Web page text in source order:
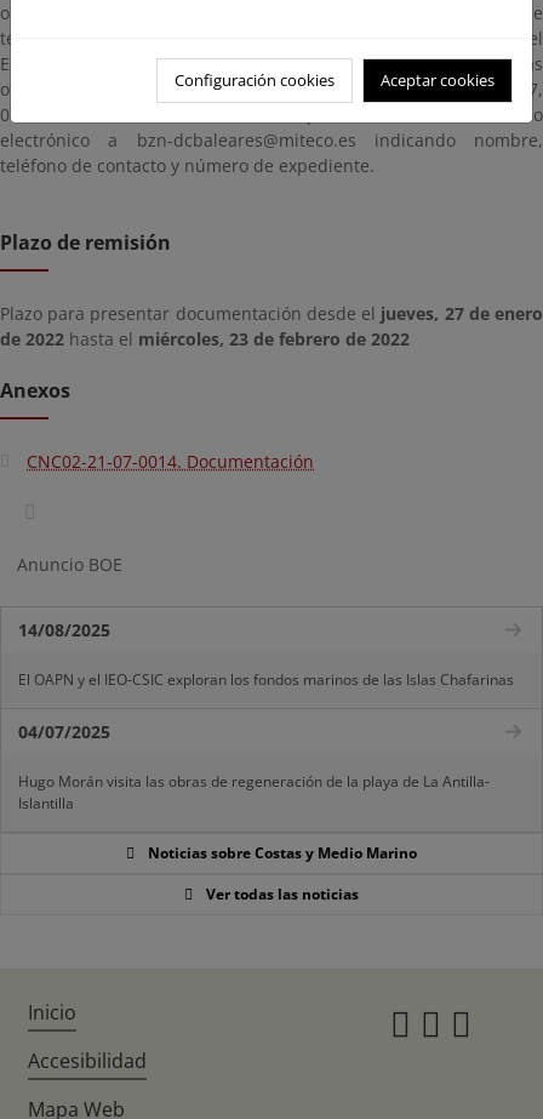
oportunas), contados a partir del día siguiente a aquél en que
tenga lugar la publicación de este anuncio en el Boletín Oficial del
Estado, pudiendo ser examinados en esta página y/o en las
oficinas de esta Demarcación de Costas, sita en C/ Felicià Fuster, 7,
07007, de Palma, solicitando cita previa enviando un correo
electrónico a bzn-dcbaleares@miteco.es indicando nombre,
teléfono de contacto y número de expediente.
Plazo de remisión
Plazo para presentar documentación desde el jueves, 27 de enero
de 2022 hasta el miércoles, 23 de febrero de 2022
Anexos
CNC02-21-07-0014. Documentación
Anuncio BOE
14/08/2025
El OAPN y el IEO-CSIC exploran los fondos marinos de las Islas Chafarinas
04/07/2025
Hugo Morán visita las obras de regeneración de la playa de La Antilla-
Islantilla
Noticias sobre Costas y Medio Marino
Ver todas las noticias
Configuración cookies Aceptar cookies
Inicio
Accesibilidad
Mapa Web